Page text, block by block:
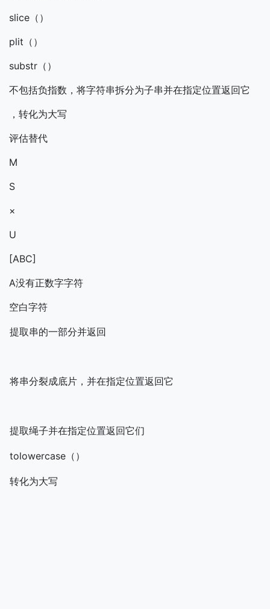
slice（）
plit（）
substr（）
不包括负指数，将字符串拆分为子串并在指定位置返回它
，转化为大写
评估替代
M
S
×
U
[ABC]
A没有正数字字符
空白字符
提取串的一部分并返回
将串分裂成底片，并在指定位置返回它
提取绳子并在指定位置返回它们
tolowercase（）
转化为大写